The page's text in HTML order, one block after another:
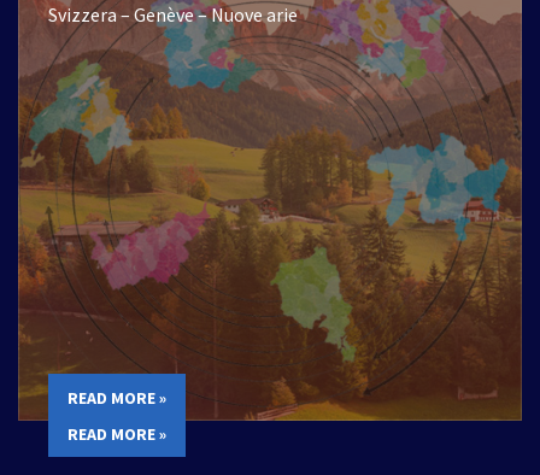
Svizzera – Genève – Nuove arie
READ MORE »
READ MORE »